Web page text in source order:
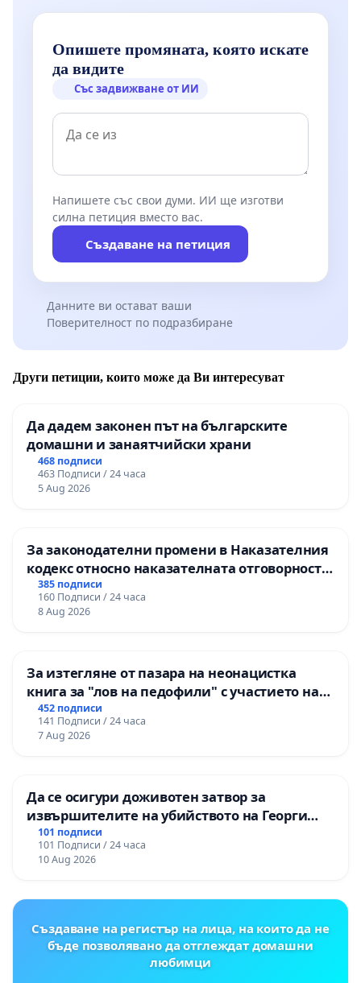
Опишете промяната, която искате
да видите
Със задвижване от ИИ
Напишете със свои думи. ИИ ще изготви
силна петиция вместо вас.
Създаване на петиция
Данните ви остават ваши
Поверителност по подразбиране
Други петиции, които може да Ви интересуват
Да дадем законен път на българските
домашни и занаятчийски храни
468 подписи
463 Подписи / 24 часа
5 Aug 2026
За законодателни промени в Наказателния
кодекс относно наказателната отговорност
на непълнолетните при особено тежки
умишлени престъпления
385 подписи
160 Подписи / 24 часа
8 Aug 2026
За изтегляне от пазара на неонацистка
книга за "лов на педофили" с участието на
деца
452 подписи
141 Подписи / 24 часа
7 Aug 2026
Да се осигури доживотен затвор за
извършителите на убийството на Георги
Кузев
101 подписи
101 Подписи / 24 часа
10 Aug 2026
Създаване на регистър на лица, на които да не
бъде позволявано да отглеждат домашни
любимци